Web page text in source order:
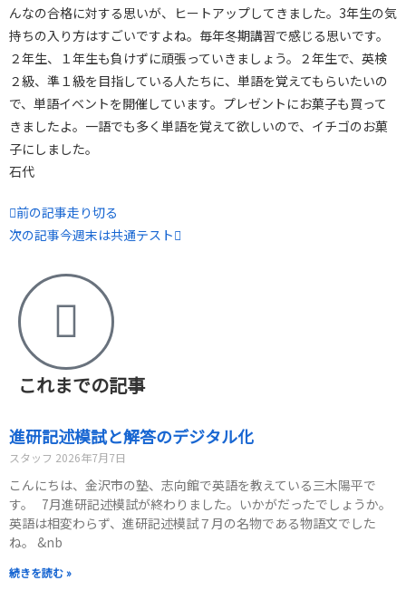
これまでの記事
進研記述模試と解答のデジタル化
スタッフ 2026年7月7日
こんにちは、金沢市の塾、志向館で英語を教えている三木陽平で
す。 7月進研記述模試が終わりました。いかがだったでしょうか。
英語は相変わらず、進研記述模試７月の名物である物語文でした
ね。 &nb
続きを読む »
んなの合格に対する思いが、ヒートアップしてきました。3年生の気
持ちの入り方はすごいですよね。毎年冬期講習で感じる思いです。
２年生、１年生も負けずに頑張っていきましょう。２年生で、英検
２級、準１級を目指している人たちに、単語を覚えてもらいたいの
で、単語イベントを開催しています。プレゼントにお菓子も買って
きましたよ。一語でも多く単語を覚えて欲しいので、イチゴのお菓
子にしました。
石代
前の記事走り切る
次の記事今週末は共通テスト